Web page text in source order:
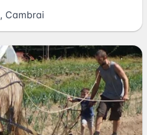
, Cambrai